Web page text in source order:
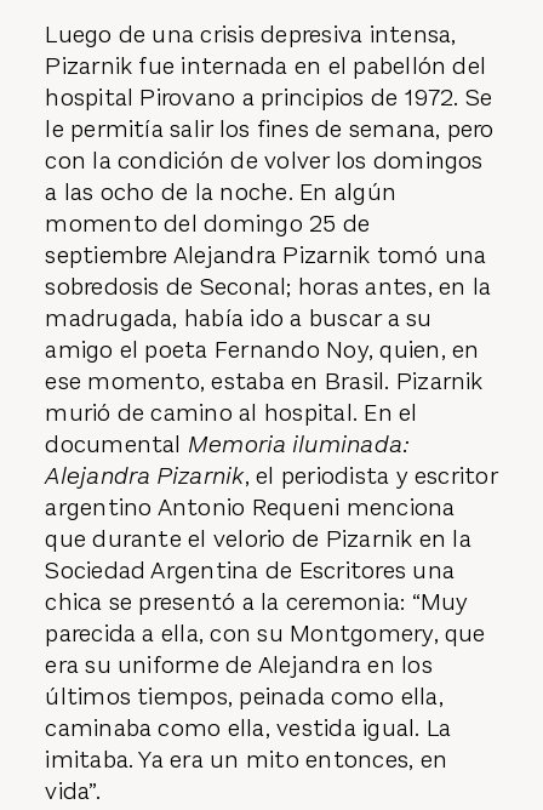
Luego de una crisis depresiva intensa,
Pizarnik fue internada en el pabellón del
hospital Pirovano a principios de 1972. Se
le permitía salir los fines de semana, pero
con la condición de volver los domingos
a las ocho de la noche. En algún
momento del domingo 25 de
septiembre Alejandra Pizarnik tomó una
sobredosis de Seconal; horas antes, en la
madrugada, había ido a buscar a su
amigo el poeta Fernando Noy, quien, en
ese momento, estaba en Brasil. Pizarnik
murió de camino al hospital. En el
documental Memoria iluminada:
Alejandra Pizarnik, el periodista y escritor
argentino Antonio Requeni menciona
que durante el velorio de Pizarnik en la
Sociedad Argentina de Escritores una
chica se presentó a la ceremonia: “Muy
parecida a ella, con su Montgomery, que
era su uniforme de Alejandra en los
últimos tiempos, peinada como ella,
caminaba como ella, vestida igual. La
imitaba. Ya era un mito entonces, en
vida”.